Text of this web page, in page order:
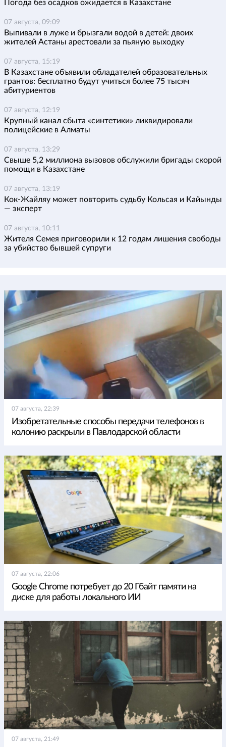
Погода без осадков ожидается в Казахстане
07 августа, 09:09
Выпивали в луже и брызгали водой в детей: двоих
жителей Астаны арестовали за пьяную выходку
07 августа, 15:19
В Казахстане объявили обладателей образовательных
грантов: бесплатно будут учиться более 75 тысяч
абитуриентов
07 августа, 12:19
Крупный канал сбыта «синтетики» ликвидировали
полицейские в Алматы
07 августа, 13:29
Свыше 5,2 миллиона вызовов обслужили бригады скорой
помощи в Казахстане
07 августа, 13:19
Кок-Жайляу может повторить судьбу Кольсая и Кайынды
— эксперт
07 августа, 10:11
Жителя Семея приговорили к 12 годам лишения свободы
за убийство бывшей супруги
07 августа, 22:39
Изобретательные способы передачи телефонов в
колонию раскрыли в Павлодарской области
07 августа, 22:06
Google Chrome потребует до 20 Гбайт памяти на
диске для работы локального ИИ
07 августа, 21:49